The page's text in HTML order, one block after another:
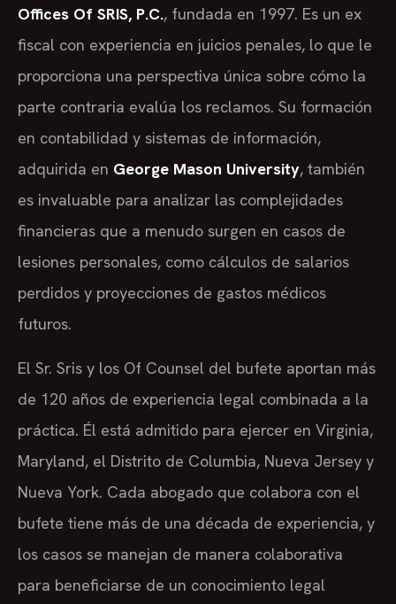
Offices Of SRIS, P.C., fundada en 1997. Es un ex
fiscal con experiencia en juicios penales, lo que le
proporciona una perspectiva única sobre cómo la
parte contraria evalúa los reclamos. Su formación
en contabilidad y sistemas de información,
adquirida en George Mason University, también
es invaluable para analizar las complejidades
financieras que a menudo surgen en casos de
lesiones personales, como cálculos de salarios
perdidos y proyecciones de gastos médicos
futuros.
El Sr. Sris y los Of Counsel del bufete aportan más
de 120 años de experiencia legal combinada a la
práctica. Él está admitido para ejercer en Virginia,
Maryland, el Distrito de Columbia, Nueva Jersey y
Nueva York. Cada abogado que colabora con el
bufete tiene más de una década de experiencia, y
los casos se manejan de manera colaborativa
para beneficiarse de un conocimiento legal